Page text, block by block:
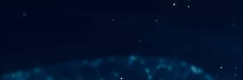
formation réaliser les opérations
discerner les machines et les méthodes de
apprennent à sélectionner l'équipement
temporelles. L'apprentissage couvre